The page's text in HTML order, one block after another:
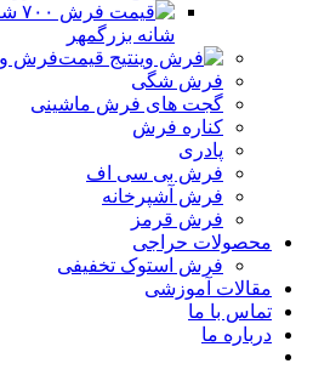
شانه بزرگمهر
فرش
فرش شگی
گجت های فرش ماشینی
کناره فرش
پادری
فرش بی سی اف
فرش آشپرخانه
فرش قرمز
محصولات حراجی
فرش استوک تخفیفی
مقالات آموزشی
تماس با ما
درباره ما